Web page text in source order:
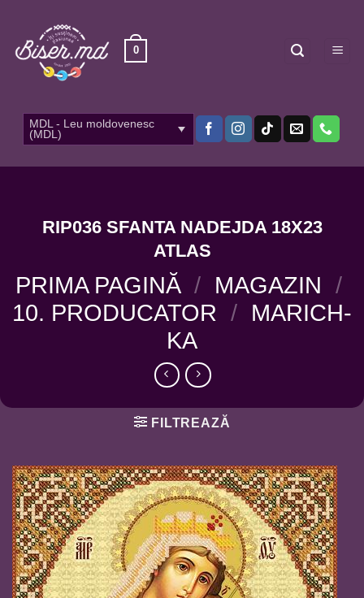
content
0
MDL - Leu moldovenesc
(MDL)
RIP036 SFANTA NADEJDA 18X23
ATLAS
PRIMA PAGINĂ / MAGAZIN /
10. PRODUCATOR / MARICH-
KA
FILTREAZĂ